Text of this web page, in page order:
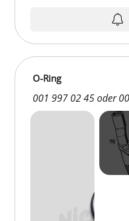
O-Ring
001 997 02 45 oder